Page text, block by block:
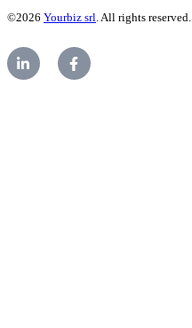
©2026 Yourbiz srl. All rights reserved.